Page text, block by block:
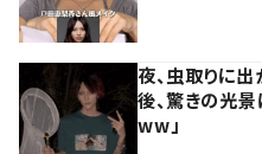
夜、虫取りに
後、驚きの光景
ww」